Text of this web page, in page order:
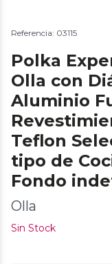
Referencia: 03115
Polka
Olla con
Aluminio
Teflon
tipo de
Fondo
Olla
Sin Stock